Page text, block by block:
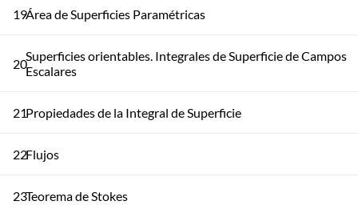
19Área de Superficies Paramétricas
20Superficies orientables. Integrales de Superficie de Campos
Escalares
21Propiedades de la Integral de Superficie
22Flujos
23Teorema de Stokes